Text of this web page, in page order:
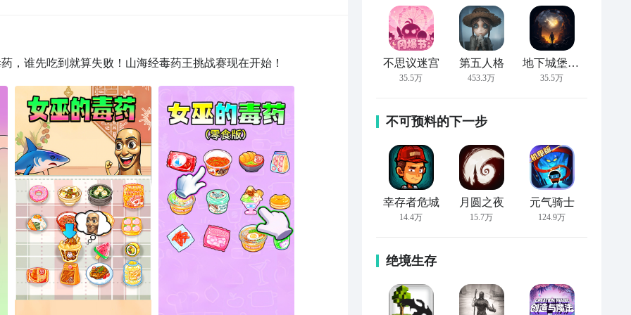
，谁先吃到就算失败！山海经毒药王挑战赛现在开始！ 不思议迷宫
35.5万
第五人格
453.3万
地下城堡2:黑暗觉醒
35.5万
不可预料的下一步
幸存者危城
14.4万
月圆之夜
15.7万
元气骑士
124.9万
绝境生存